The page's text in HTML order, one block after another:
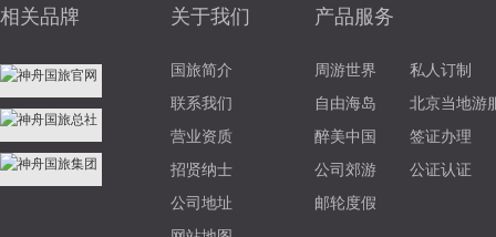
相关品牌 关于我们
国旅简介
联系我们
营业资质
招贤纳士
公司地址
产品服务
周游世界
私人订制
自由海岛
北京当地游
醉美中国
签证办理
公司郊游
公证认证
邮轮度假